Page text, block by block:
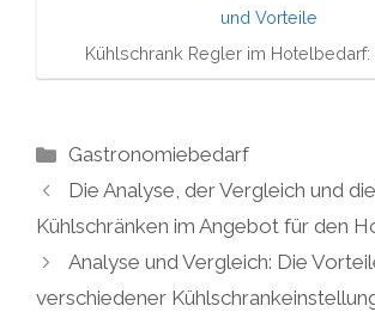
Kühlschrank Regler im Hotelbedarf:
Kategorien
Gastronomiebedarf
Die Analyse, der Vergleich und
Kühlschränken im Angebot für den
Analyse und Vergleich: Die
verschiedener